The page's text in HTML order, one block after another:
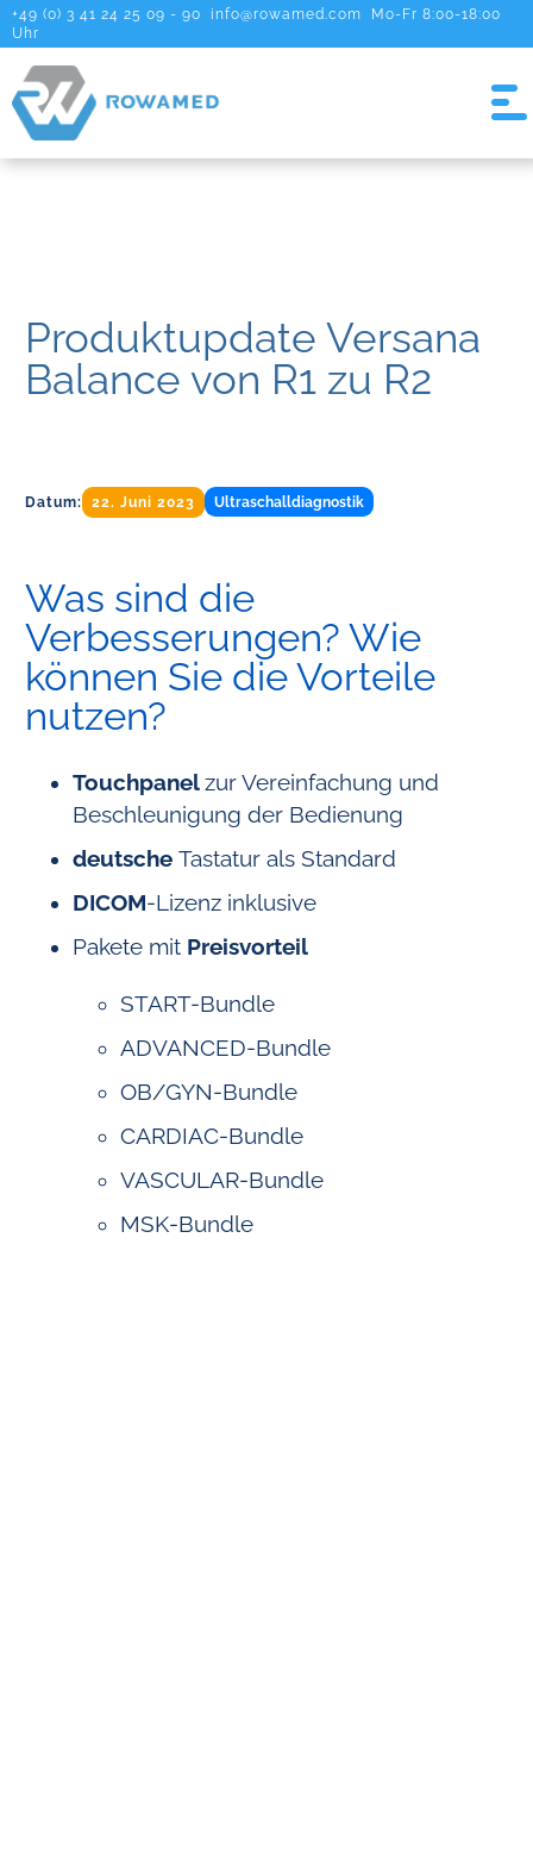
+49 (0) 3 41 24 25 09 - 90 info@rowamed.com
Mo-Fr 8:00-18:00
Uhr
Produktupdate Versana
Balance von R1 zu R2
Datum: 22. Juni 2023 Ultraschalldiagnostik
Was sind die
Verbesserungen? Wie
können Sie die Vorteile
nutzen?
Touchpanelzur Vereinfachung und
Beschleunigung der Bedienung
deutsche Tastatur als Standard
DICOM-Lizenz inklusive
Pakete mit Preisvorteil
START-Bundle
ADVANCED-Bundle
OB/GYN-Bundle
CARDIAC-Bundle
VASCULAR-Bundle
MSK-Bundle